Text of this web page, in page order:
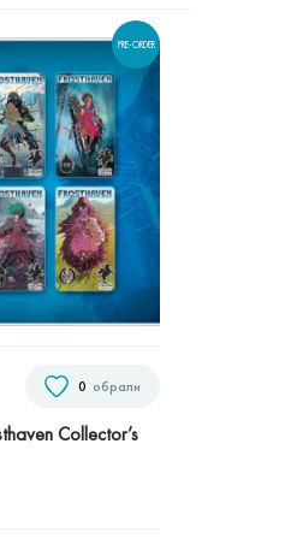
PRE-ORDER
обрали
0
Collector’s